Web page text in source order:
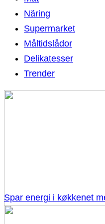
Näring
Supermarket
Måltidslådor
Delikatesser
Trender
Spar energi i køkkenet